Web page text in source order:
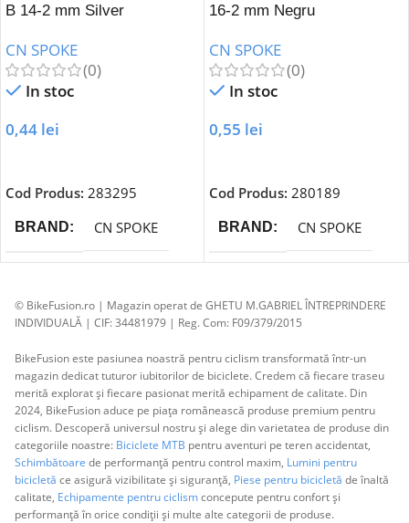
B 14-2 mm Silver
CN SPOKE
(0)
In stoc
0,44 lei
Cod Produs: 283295
BRAND CN SPOKE
16-2 mm Negru
CN SPOKE
(0)
In stoc
0,55 lei
Cod Produs: 280189
BRAND CN SPOKE
© BikeFusion.ro | Magazin operat de GHETU M.GABRIEL ÎNTREPRINDERE
INDIVIDUALĂ | CIF: 34481979 | Reg. Com: F09/379/2015
BikeFusion este pasiunea noastră pentru ciclism transformată într-un
magazin dedicat tuturor iubitorilor de biciclete. Credem că fiecare traseu
merită explorat și fiecare pasionat merită echipament de calitate. Din
2024, BikeFusion aduce pe piața românească produse premium pentru
ciclism. Descoperă universul nostru și alege din varietatea de produse din
categoriile noastre: Biciclete MTB pentru aventuri pe teren accidentat,
Schimbătoare de performanță pentru control maxim, Lumini pentru
bicicletă ce asigură vizibilitate și siguranță, Piese pentru bicicletă de înaltă
calitate, Echipamente pentru ciclismconcepute pentru confort și
performanță în orice condiții și multe alte categorii de produse.